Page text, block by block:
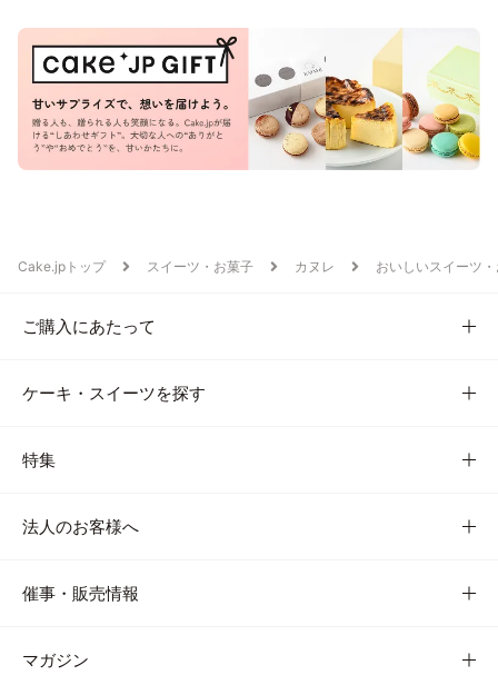
Cake.jpトップ スイーツ・お菓子 カヌレ おいしいスイーツ
ご購入にあたって
ケーキ・スイーツを探す
特集
法人のお客様へ
催事・販売情報
マガジン